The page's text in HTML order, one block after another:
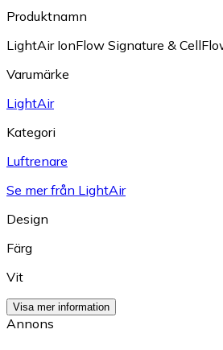
Produktnamn
LightAir IonFlow Signature &
Varumärke
LightAir
Kategori
Luftrenare
Se mer från LightAir
Design
Färg
Vit
Visa mer information
Annons